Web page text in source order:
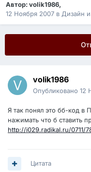
Автор:volik1986,
12 Ноября 2007 в Дизайн
volik1986
Опубликовано 12
Я так понял это бб-код в
нажимать что б ставить
http://i029.radikal.ru/0711/
Цитата